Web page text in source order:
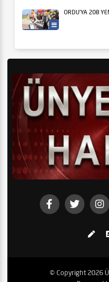
ORDU’YA 208
© Copyright 2026